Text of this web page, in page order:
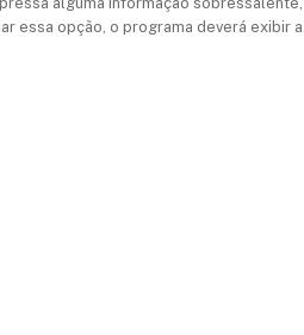
essa opção, o programa deverá exibir a